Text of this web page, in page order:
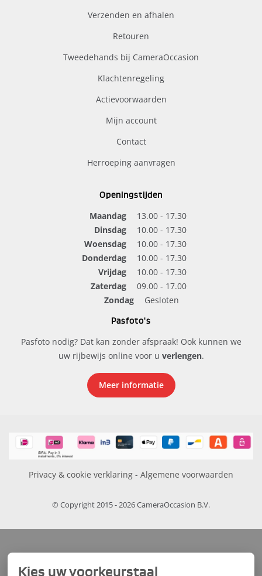
Verzenden en afhalen
Retouren
Tweedehands bij CameraOccasion
Klachtenregeling
Actievoorwaarden
Mijn account
Contact
Herroeping aanvragen
Openingstijden
Maandag
13.00 - 17.30
Dinsdag
10.00 - 17.30
Woensdag
10.00 - 17.30
Donderdag
10.00 - 17.30
Vrijdag
10.00 - 17.30
Zaterdag
09.00 - 17.00
Zondag
Gesloten
Pasfoto's
Pasfoto nodig? Dat kan zonder afspraak! Ook kunnen we
uw rijbewijs online voor u verlengen.
Meer informatie
Privacy & cookie verklaring - Algemene voorwaarden
© Copyright 2015 - 2026 CameraOccasion B.V.
Kies uw voorkeurstaal